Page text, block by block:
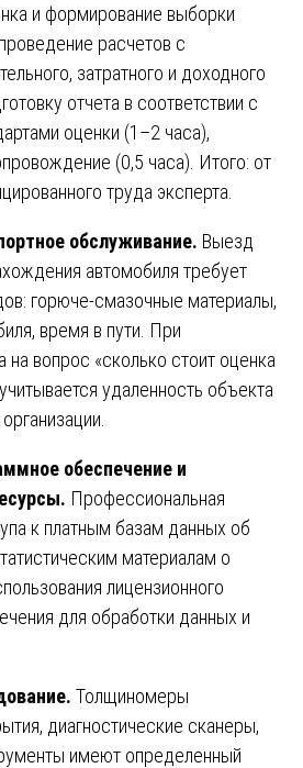
и формирование выборки
расчетов с
затратного и доходного
отчета в соответствии с
оценки (1–2 часа),
(0,5 часа). Итого: от
труда эксперта.
обслуживание. Выезд
автомобиля требует
горюче-смазочные материалы,
время в пути. При
на вопрос «сколько стоит оценка
удаленность объекта
обеспечение и
Профессиональная
к платным базам данных об
материалам о
лицензионного
для обработки данных и
Толщиномеры
диагностические сканеры,
имеют определенный